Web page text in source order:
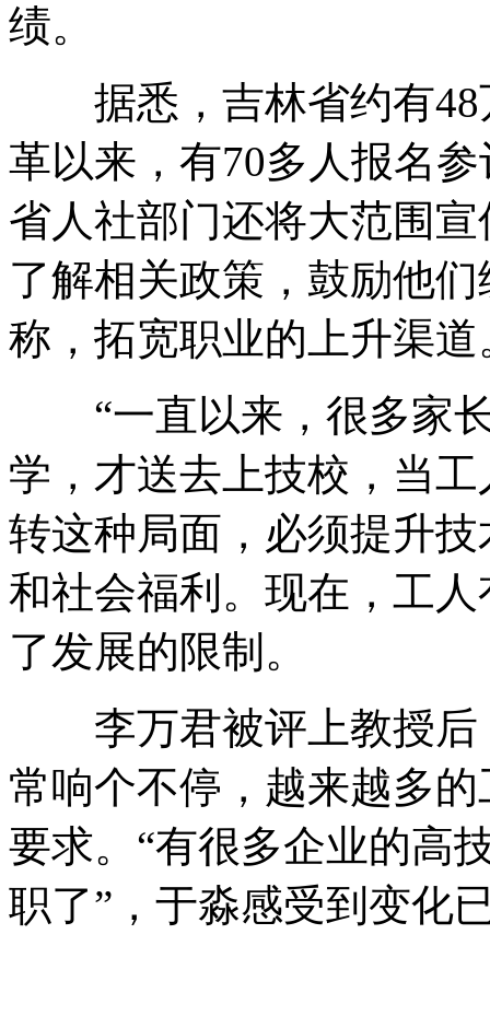
绩。
据悉，吉林省约有48
革以来，有70多人报名
省人社部门还将大范围
了解相关政策，鼓励他
称，拓宽职业的上升渠道
“一直以来，很多家长
学，才送去上技校，当
转这种局面，必须提升
和社会福利。现在，工
了发展的限制。
李万君被评上教授后
常响个不停，越来越多
要求。“有很多企业的高
职了”，于淼感受到变化